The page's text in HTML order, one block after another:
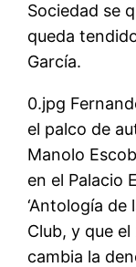
Sociedad se
queda
García.
0.jpg
el palco de
Manolo
en el Palacio
‘Antología de
Club, y que
cambia la